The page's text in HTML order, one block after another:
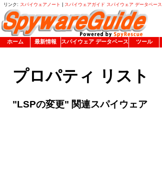
リンク: スパイウェアノート スパイウェアガイド スパイウェア データベース
ホーム 最新情報 スパイウェア データベース ツール
プロパティ リスト
"LSPの変更" 関連スパイウェア